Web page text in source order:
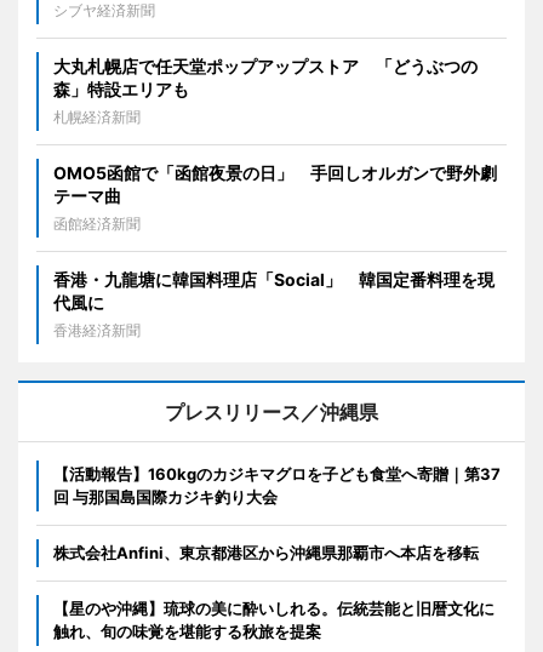
シブヤ経済新聞
大丸札幌店で任天堂ポップアップストア 「どうぶつの
森」特設エリアも
札幌経済新聞
OMO5函館で「函館夜景の日」 手回しオルガンで野外劇
テーマ曲
函館経済新聞
香港・九龍塘に韓国料理店「Social」 韓国定番料理を現
代風に
香港経済新聞
プレスリリース／沖縄県
【活動報告】160kgのカジキマグロを子ども食堂へ寄贈｜第37
回 与那国島国際カジキ釣り大会
株式会社Anfini、東京都港区から沖縄県那覇市へ本店を移転
【星のや沖縄】琉球の美に酔いしれる。伝統芸能と旧暦文化に
触れ、旬の味覚を堪能する秋旅を提案